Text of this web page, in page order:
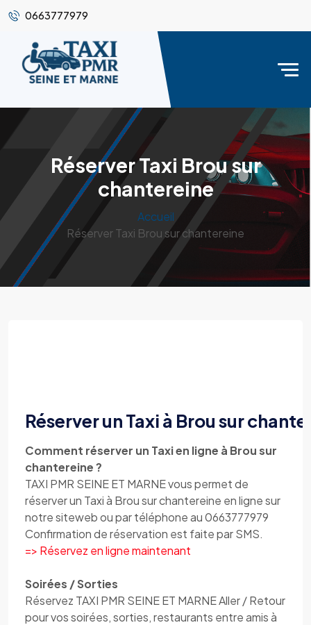
0663777979
Réserver Taxi Brou sur
chantereine
Accueil
Réserver Taxi Brou sur chantereine
Réserver un Taxi à Brou sur
Comment réserver un Taxi en ligne à Brou sur
chantereine ?
TAXI PMR SEINE ET MARNE vous permet de
réserver un Taxi à Brou sur chantereine en ligne sur
notre siteweb ou par téléphone au 0663777979
Confirmation de réservation est faite par SMS.
=> Réservez en ligne maintenant
Soirées / Sorties
Réservez TAXI PMR SEINE ET MARNE Aller / Retour
pour vos soirées, sorties, restaurants entre amis à